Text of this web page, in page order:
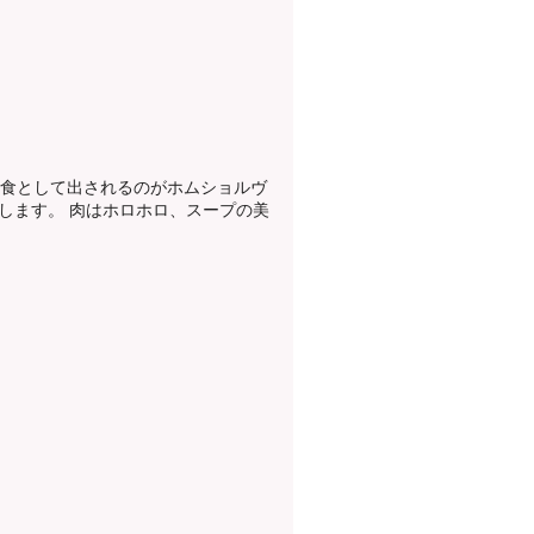
として出されるのがホムショルヴ
ます。 肉はホロホロ、スープの美